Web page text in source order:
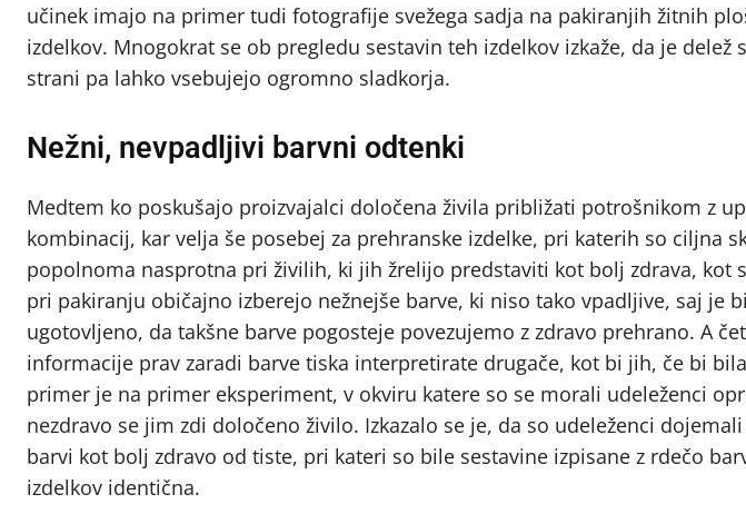
učinek imajo na primer tudi fotografije svežega sadja na pakiranjih žitnih
izdelkov. Mnogokrat se ob pregledu sestavin teh izdelkov izkaže, da je delež
strani pa lahko vsebujejo ogromno sladkorja.
Nežni, nevpadljivi barvni odtenki
Medtem ko poskušajo proizvajalci določena živila približati potrošnikom z
kombinacij, kar velja še posebej za prehranske izdelke, pri katerih so ciljna
popolnoma nasprotna pri živilih, ki jih žrelijo predstaviti kot bolj zdrava, kot
pri pakiranju običajno izberejo nežnejše barve, ki niso tako vpadljive, saj je
ugotovljeno, da takšne barve pogosteje povezujemo z zdravo prehrano. A
informacije prav zaradi barve tiska interpretirate drugače, kot bi jih, če bi
primer je na primer eksperiment, v okviru katere so se morali udeleženci
nezdravo se jim zdi določeno živilo. Izkazalo se je, da so udeleženci
barvi kot bolj zdravo od tiste, pri kateri so bile sestavine izpisane z rdečo
izdelkov identična.